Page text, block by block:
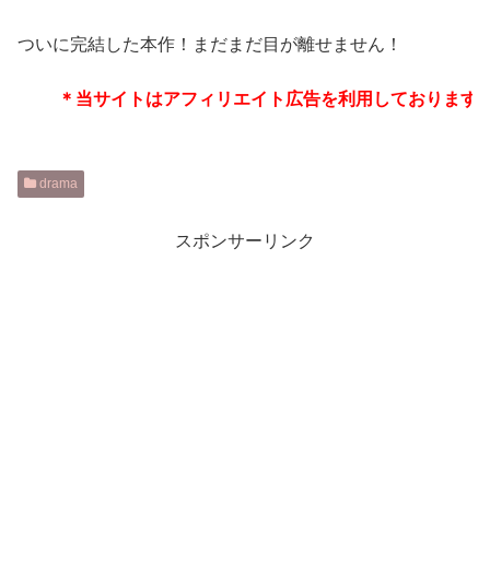
ついに完結した本作！まだまだ目が離せません！
＊当サイトはアフィリエイト広告を利用しております
drama
スポンサーリンク